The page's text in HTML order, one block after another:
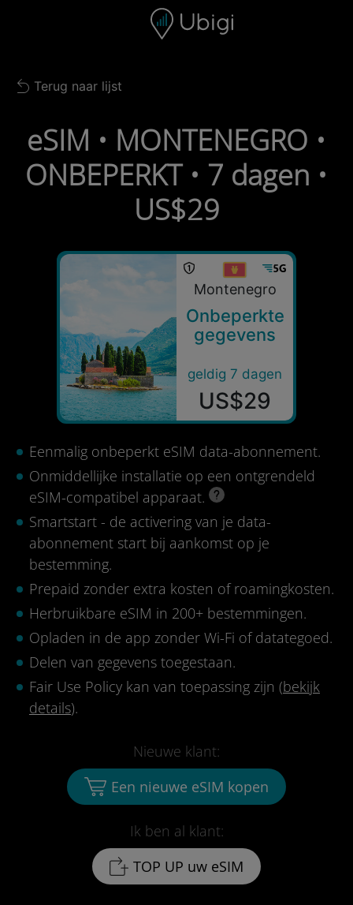
Navigatiebalk Voettekst
Back to list
Terug naar lijst
eSIM • MONTENEGRO •
ONBEPERKT • 7 dagen •
US$29
Montenegro
Onbeperkte
gegevens
geldig 7 dagen
US$29
Eenmalig onbeperkt eSIM data-abonnement.
Onmiddellijke installatie op een ontgrendeld
eSIM-compatibel apparaat.
Smartstart - de activering van je data-
abonnement start bij aankomst op je
bestemming.
Prepaid zonder extra kosten of roamingkosten.
Herbruikbare eSIM in 200+ bestemmingen.
Opladen in de app zonder Wi-Fi of datategoed.
Delen van gegevens toegestaan.
Fair Use Policy kan van toepassing zijn (bekijk
details).
Ik ben al klant:
TOP UP uw eSIM
Nieuwe klant:
Een nieuwe eSIM kopen